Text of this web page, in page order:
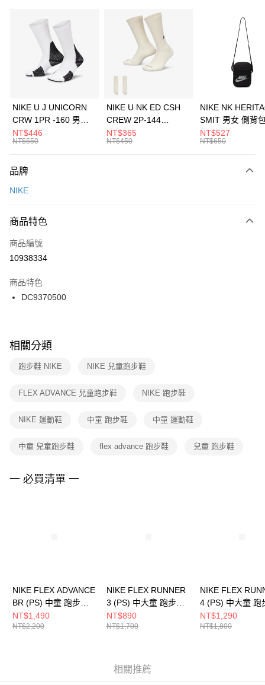
3 期 0 利率 每期 21家銀行
合作金庫商業銀行
第一商業銀行
華南商業銀行
彰化商業銀行
上海商業儲蓄銀行
元大商業銀行
台灣樂天信用卡公司
Apple Pay
全盈+PAY
AFTEE先享後付
【關於「AFTEE先享後付」】
便利好安心！
３．安心：先確認商品／服務後，再付款。
【「AFTEE先享後付」結帳流程】
１．於結帳方式選擇「AFTEE先享後付」後，將跳轉至「AFTEE先享後付」
２．訂單成立數日內，您將收到繳費通知簡訊。
３．收到繳費通知簡訊後14天內，點擊此簡訊中的連結，可透過四大超商／
ATM／網路銀行／等多元方式進行付款，方視為交易完成。
※ 交易是否成功請以「AFTEE先享後付 」之結帳頁面顯示為準，若有關於
是否繳費成功／繳費後需取消欲退款等相關疑問，請聯繫「AFTEE先享後付
客戶支援中心」
https://netprotections.freshdesk.com/support/home
１．透過由恩沛科技股份有限公司提供之「AFTEE先享後付」服務完成之交
權轉讓予恩沛科技股份有限公司。
３．未成年的使用者請事先徵得法定代理人或監護人之同意方可使用
４．使用「AFTEE先享後付」時，將依據個別帳號之用戶狀況，依本公司即
運送方式
每筆NT$100，滿NT$1,500(含以上)免運費
宅配
每筆NT$100，滿NT$1,500(含以上)免運費
NIKE U J UNICORN
CRW 1PR -160 男女
中統襪 FZ3393100
NT$446
NT$550
NIKE U NK ED CSH
CREW 2P-144
EMBRDY 男女 短統襪
FZ3073133
NT$365
NT$450
NIKE NK
SMIT 男女 側背
BA5871010
NT$527
NT$650
品牌
NIKE
商品特色
商品編號
10938334
商品特色
DC9370500
相關分類
跑步鞋 NIKE NIKE 兒童跑步鞋
FLEX ADVANCE 兒童跑步鞋 NIKE 跑步鞋
NIKE 運動鞋 中童 跑步鞋 中童 運動鞋
中童 兒童跑步鞋 flex advance 跑步鞋 兒童 跑步鞋
一 必買清單 一
NIKE FLEX ADVANCE
BR (PS) 中童 跑步鞋
DC9370003
NT$1,490
NT$2,200
NIKE FLEX RUNNER
3 (PS) 中大童 跑步鞋
FN1449005
NT$890
NT$1,700
NIKE FLEX
4 (PS) 中大童 跑
IQ1142161
NT$1,290
NT$1,800
相關推薦